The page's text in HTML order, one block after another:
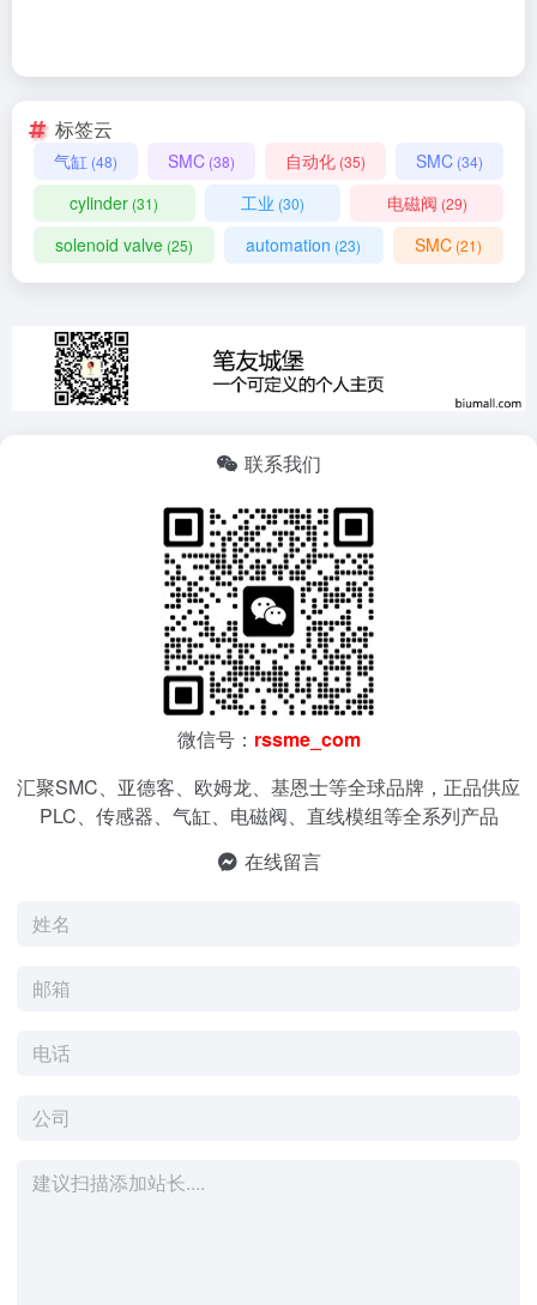
标签云
气缸 (48) SMC (38) 自动化 (35) SMC (34)
cylinder (31) 工业 (30) 电磁阀 (29)
solenoid valve (25) automation (23) SMC(21)
联系我们
微信号： rssme_com
汇聚SMC、亚德客、欧姆龙、基恩士等全球品牌，正品供应
PLC、传感器、气缸、电磁阀、直线模组等全系列产品
在线留言